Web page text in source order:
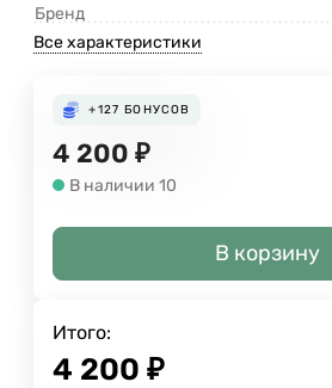
Бренд
Все характеристики
+127 БОНУСОВ
4 200 ₽
В наличии 10
В корзину
Итого:
4 200 ₽